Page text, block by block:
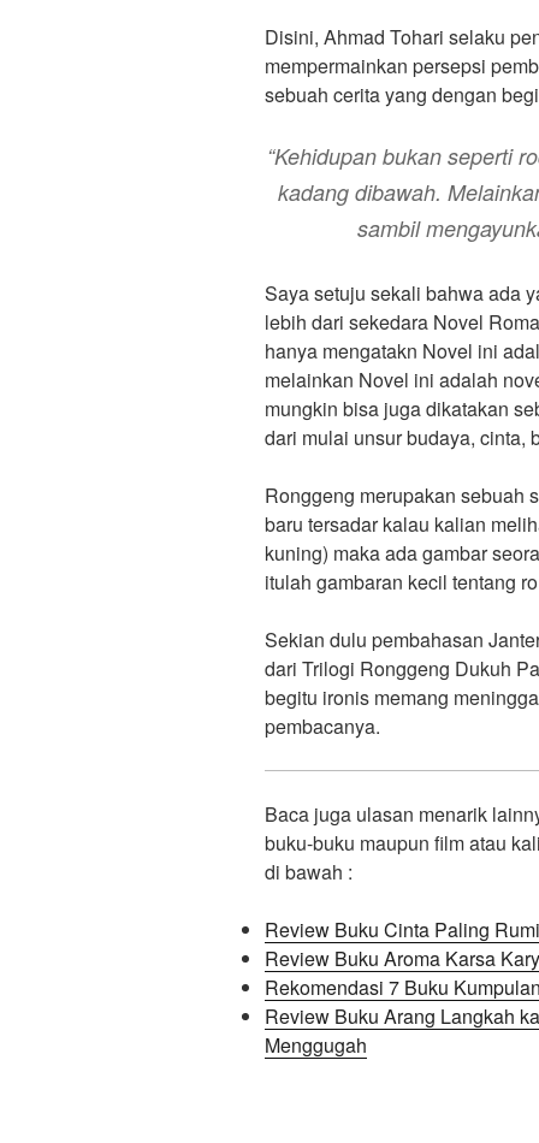
Disini, Ahmad Tohari selaku
mempermainkan persepsi
sebuah cerita yang dengan
“Kehidupan bukan seperti
kadang dibawah.
sambil
Saya setuju sekali bahwa ada
lebih dari sekedara Novel
hanya mengatakn Novel ini
melainkan Novel ini adalah
mungkin bisa juga dikatakan
dari mulai unsur budaya, cinta,
Ronggeng merupakan sebuah
baru tersadar kalau kalian
kuning) maka ada gambar
itulah gambaran kecil tentang
Sekian dulu pembahasan
dari Trilogi Ronggeng Dukuh
begitu ironis memang
pembacanya.
Baca juga ulasan menarik
buku-buku maupun film atau
di bawah :
Review Buku Cinta Paling
Review Buku Aroma Karsa
Rekomendasi 7 Buku
Review Buku Arang Langkah
Menggugah